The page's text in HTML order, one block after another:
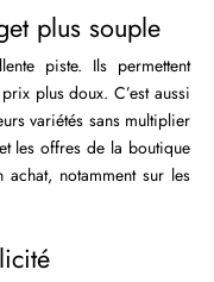
plus souple
piste. Ils permettent
plus doux. C’est aussi
variétés sans multiplier
les offres de la boutique
notamment sur les